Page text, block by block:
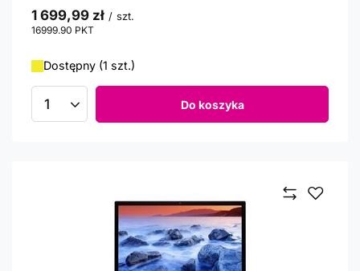
1 699,99 zł / szt.
16999.90 PKT
Dostępny (1 szt.)
Ilość produktów Do koszyka